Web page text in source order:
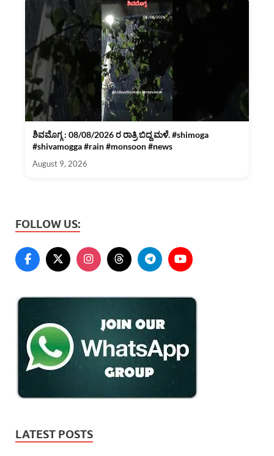
ಶಿವಮೊಗ್ಗ : 08/08/2026 ರ ರಾತ್ರಿ ಬಿದ್ದ ಮಳೆ. #shimoga
#shivamogga #rain #monsoon #news
August 9, 2026
FOLLOW US:
LATEST POSTS